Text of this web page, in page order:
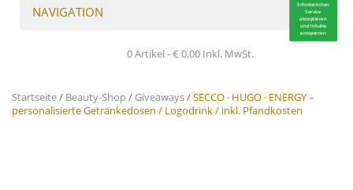
Erforderlichen
Service
akzeptieren
und Inhalte
entsperren
NAVIGATION
0 Artikel -€ 0,00 Inkl. MwSt.
Startseite/ Beauty-Shop/ Giveaways/SECCO · HUGO · ENERGY –
personalisierte Getränkedosen / Logodrink / inkl. Pfandkosten